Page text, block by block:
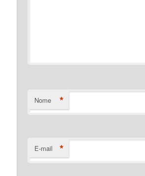
Nome *
E-mail *